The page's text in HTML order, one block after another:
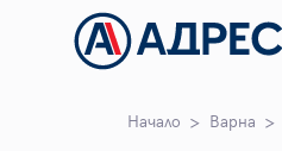
Начало Варна